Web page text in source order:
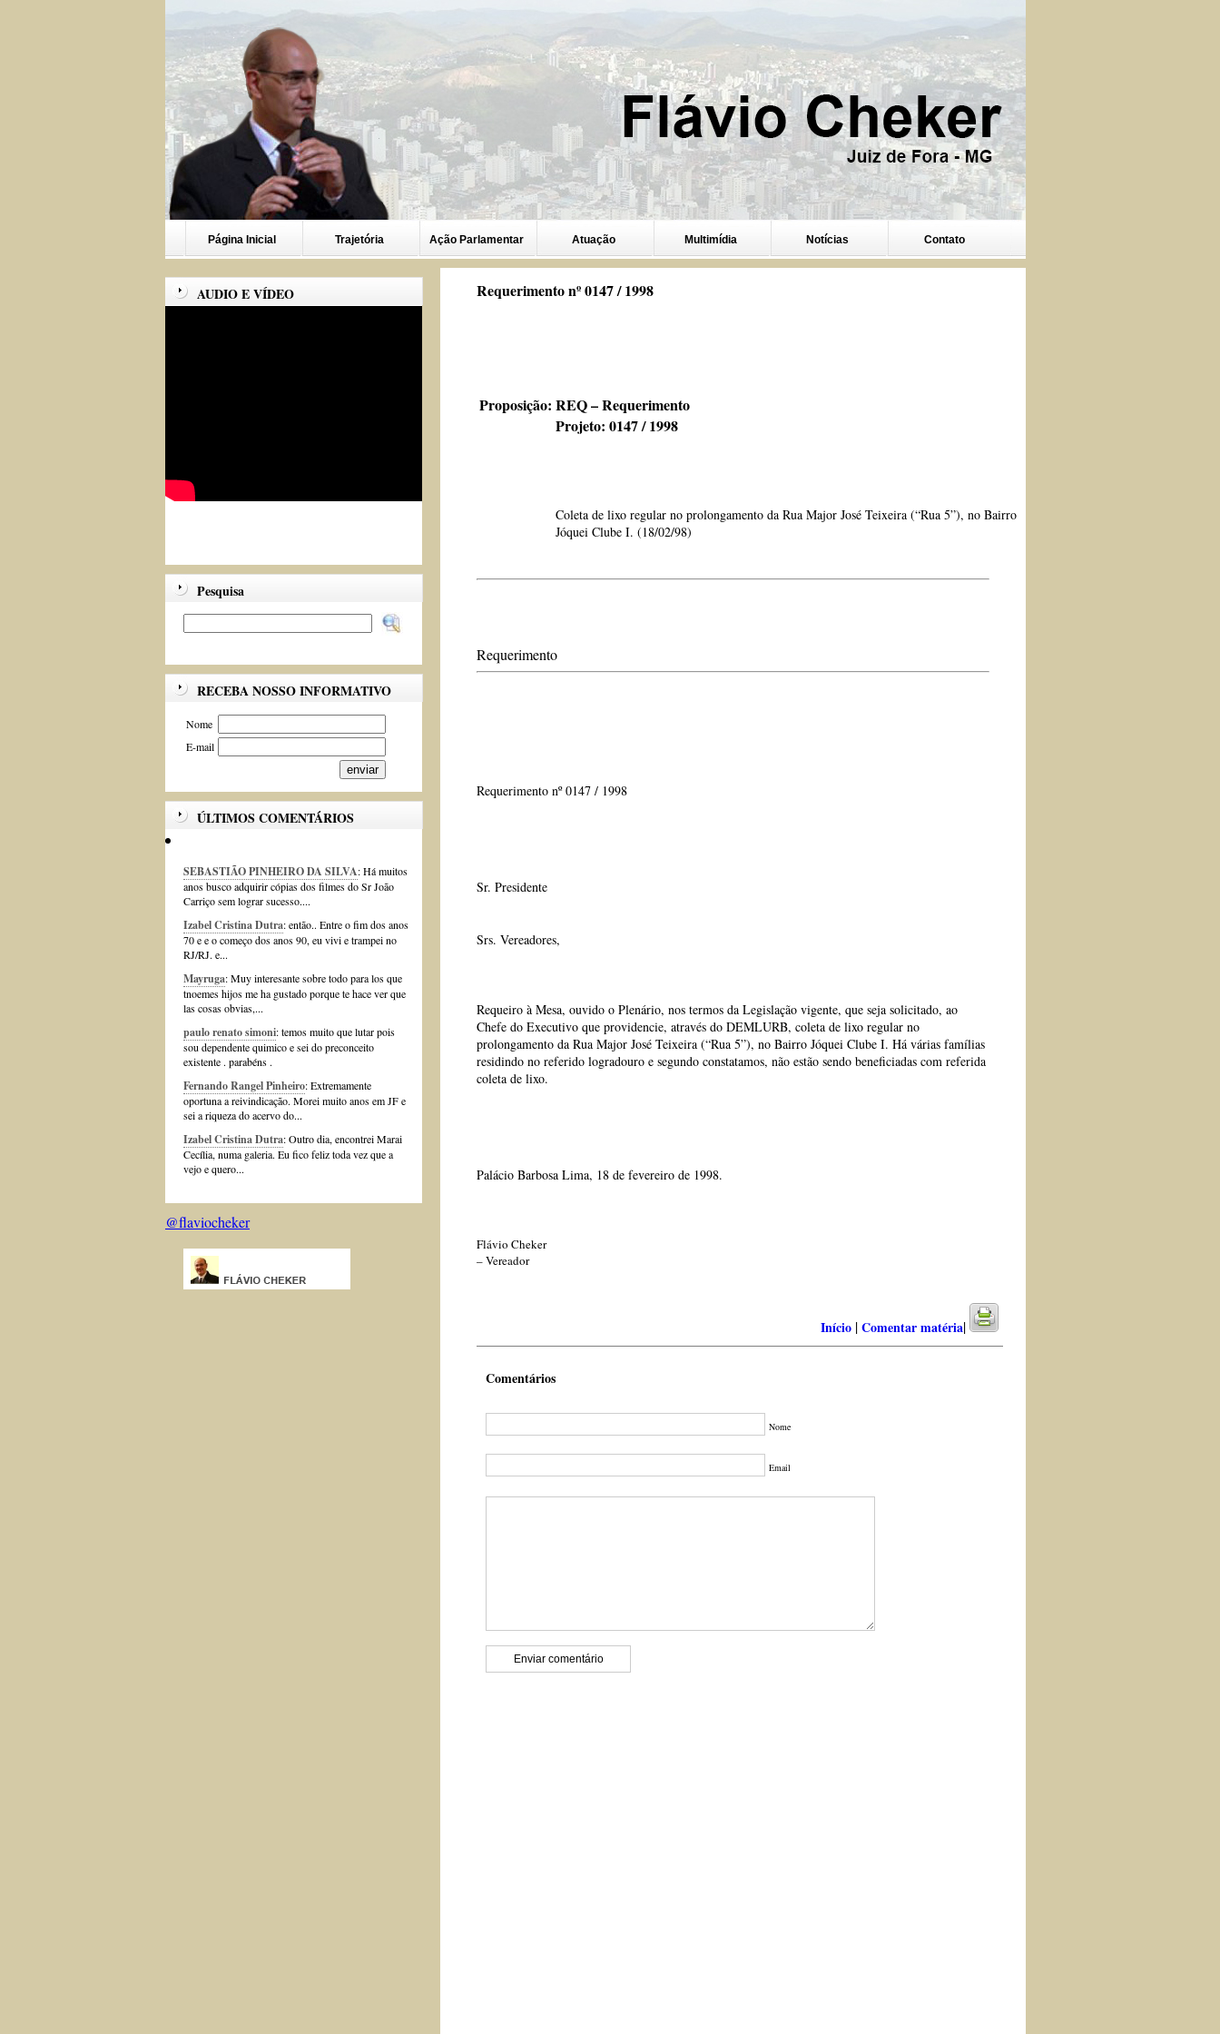
Página Inicial Trajetória Ação Parlamentar Atuação Multimídia Notícias Contato
AUDIO E VÍDEO
Pesquisa
RECEBA NOSSO INFORMATIVO
Nome
E-mail
ÚLTIMOS COMENTÁRIOS
SEBASTIÃO PINHEIRO DA SILVA: Há muitos
anos busco adquirir cópias dos filmes do Sr João
Carriço sem lograr sucesso....
Izabel Cristina Dutra: então.. Entre o fim dos anos
70 e e o começo dos anos 90, eu vivi e trampei no
RJ/RJ. e...
Mayruga: Muy interesante sobre todo para los que
tnoemes hijos me ha gustado porque te hace ver que
las cosas obvias,...
paulo renato simoni: temos muito que lutar pois
sou dependente quimico e sei do preconceito
existente . parabéns .
Fernando Rangel Pinheiro: Extremamente
oportuna a reivindicação. Morei muito anos em JF e
sei a riqueza do acervo do...
Izabel Cristina Dutra: Outro dia, encontrei Marai
Cecília, numa galeria. Eu fico feliz toda vez que a
vejo e quero...
@flaviocheker
Requerimento nº 0147 / 1998
Proposição: REQ – Requerimento
Projeto: 0147 / 1998
Coleta de lixo regular no prolongamento da Rua Major José Teixeira (“Rua 5”), no Bairro
Jóquei Clube I. (18/02/98)
Requerimento
Requerimento nº 0147 / 1998
Sr. Presidente
Srs. Vereadores,
Requeiro à Mesa, ouvido o Plenário, nos termos da Legislação vigente, que seja solicitado, ao
Chefe do Executivo que providencie, através do DEMLURB, coleta de lixo regular no
prolongamento da Rua Major José Teixeira (“Rua 5”), no Bairro Jóquei Clube I. Há várias famílias
residindo no referido logradouro e segundo constatamos, não estão sendo beneficiadas com referida
coleta de lixo.
Palácio Barbosa Lima, 18 de fevereiro de 1998.
Flávio Cheker
– Vereador
Início |Comentar matéria|
Comentários
Nome
Email